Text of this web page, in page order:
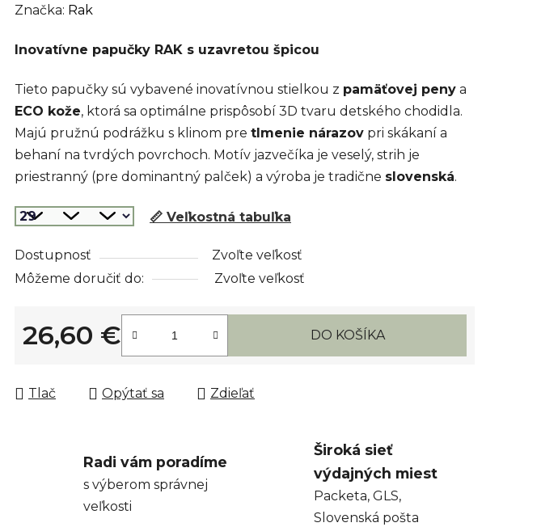
hodnotenie
je
z
5
hviezdičiek.
Značka: Rak
Inovatívne papučky RAK s uzavretou špicou
Tieto papučky sú vybavené inovatívnou stielkou z pamäťovej peny a
ECO kože, ktorá sa optimálne prispôsobí 3D tvaru detského chodidla.
Majú pružnú podrážku s klinom pre tlmenie nárazov pri skákaní a
behaní na tvrdých povrchoch. Motív jazvečíka je veselý, strih je
priestranný (pre dominantný palček) a výroba je tradične slovenská.
📏 Veľkostná tabuľka
Dostupnosť
Zvoľte veľkosť
Môžeme doručiť do:
Zvoľte veľkosť
26,60 €
Jednotková cena:
DO KOŠÍKA
Tlač Opýtať sa Zdieľať
Radi vám poradíme
s výberom správnej
veľkosti
Široká sieť
výdajných miest
Packeta, GLS,
Slovenská pošta